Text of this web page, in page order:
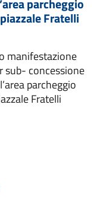
parcheggio
Fratelli
manifestazione
sub- concessione
parcheggio
Fratelli